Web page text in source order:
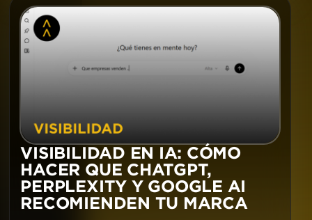
VISIBILIDAD EN IA: CÓMO
HACER QUE CHATGPT,
PERPLEXITY Y GOOGLE AI
RECOMIENDEN TU MARCA